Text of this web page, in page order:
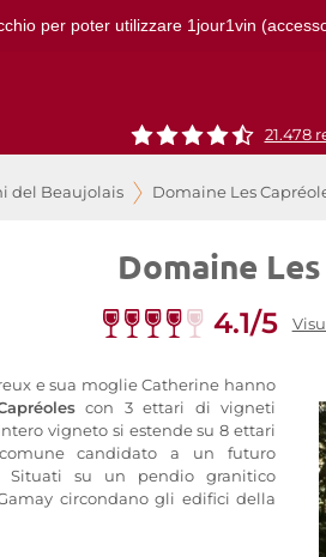
per poter utilizzare 1jour1vin
21.478
del Beaujolais Domaine Les
Domaine
4.1/5
e sua moglie Catherine hanno
con 3 ettari di vigneti
vigneto si estende su 8 ettari
candidato a un futuro
Situati su un pendio granitico
circondano gli edifici della